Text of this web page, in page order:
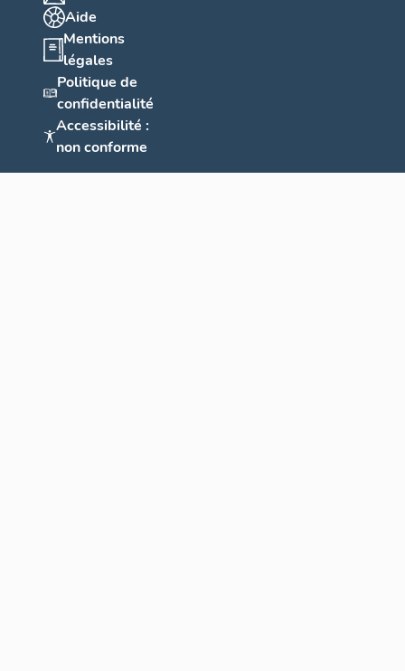
Aide
Mentions
légales
Politique de
confidentialité
Accessibilité :
non conforme